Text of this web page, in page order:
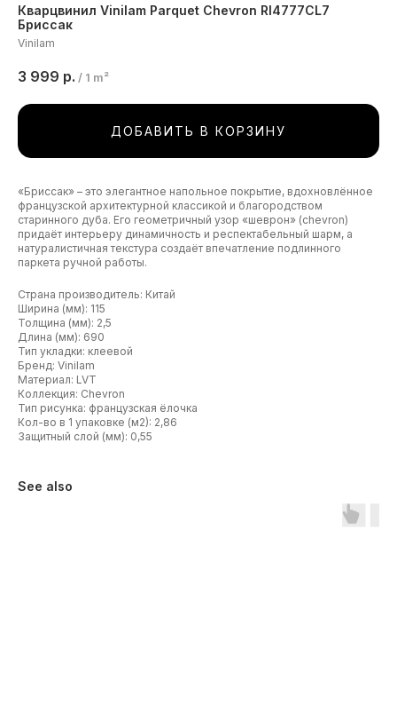
Кварцвинил Vinilam Parquet Chevron RI4777CL7
Бриссак
Vinilam
3 999 р. / 1 m²
ДОБАВИТЬ В КОРЗИНУ
«Бриссак» – это элегантное напольное покрытие, вдохновлённое
французской архитектурной классикой и благородством
старинного дуба. Его геометричный узор «шеврон» (chevron)
придаёт интерьеру динамичность и респектабельный шарм, а
натуралистичная текстура создаёт впечатление подлинного
паркета ручной работы.
Страна производитель: Китай
Ширина (мм): 115
Толщина (мм): 2,5
Длина (мм): 690
Тип укладки: клеевой
Бренд: Vinilam
Материал: LVT
Коллекция: Chevron
Тип рисунка: французская ёлочка
Кол-во в 1 упаковке (м2): 2,86
Защитный слой (мм): 0,55
See also